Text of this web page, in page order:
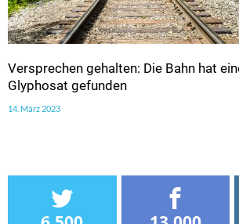
Versprechen gehalten: Die Bahn hat
Glyphosat gefunden
14. März 2023